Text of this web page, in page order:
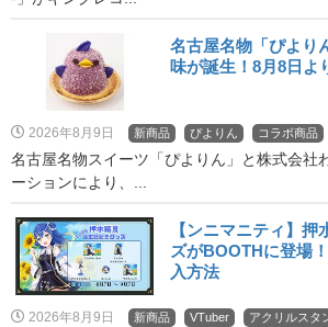
名古屋名物「ぴより
味が誕生！8月8日よ
2026年8月9日 新商品 ぴよりん コラボ商品
名古屋名物スイーツ「ぴよりん」と株式会社
ーションにより、...
【ンニマニティ】押
ズがBOOTHに登場
入方法
2026年8月9日 新商品 VTuber アクリルスタ